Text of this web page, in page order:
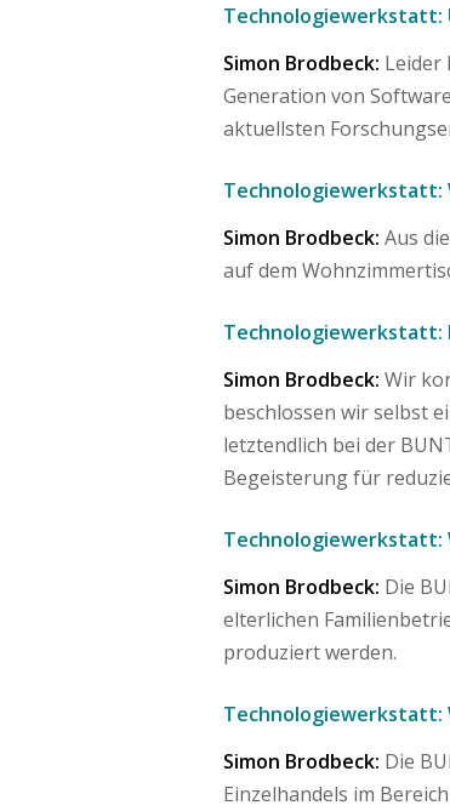
Technologiewerkstatt:
Simon Brodbeck: Leider
Generation von
aktuellsten
Technologiewerkstatt:
Simon Brodbeck: Aus
auf dem
Technologiewerkstatt:
Simon Brodbeck: Wir
beschlossen wir selbst
letztendlich bei der
Begeisterung für
Technologiewerkstatt:
Simon Brodbeck: Die
elterlichen
produziert werden.
Technologiewerkstatt:
Simon Brodbeck: Die
Einzelhandels im